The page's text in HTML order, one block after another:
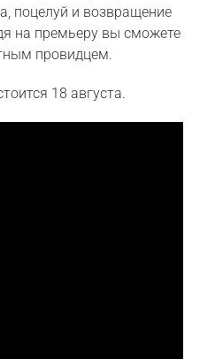
поцелуй и возвращение
на премьеру вы сможете
провидцем.
18 августа.